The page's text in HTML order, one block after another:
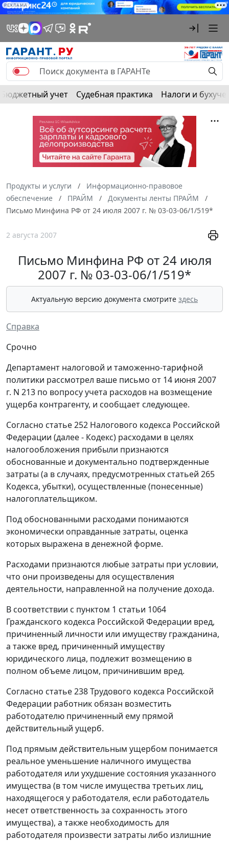
РЕКЛАМА
Бюджетный учет Судебная практика Налоги и
Продукты и услуги
Информационно-правовое
обеспечение
ПРАЙМ
Документы ленты ПРАЙМ
Письмо Минфина РФ от 24 июля 2007 г. № 03-03-06/1/519*
2 августа 2007
Письмо Минфина РФ от 24 июля
2007 г. № 03-03-06/1/519*
Актуальную версию документа смотрите здесь
Справка
Срочно
Департамент налоговой и таможенно-тарифной
политики рассмотрел ваше письмо от 14 июня 2007
г. N 213 по вопросу учета расходов на возмещение
ущерба контрагенту, и сообщает следующее.
Согласно статье 252 Налогового кодекса Российской
Федерации (далее - Кодекс) расходами в целях
налогообложения прибыли признаются
обоснованные и документально подтвержденные
затраты (а в случаях, предусмотренных статьей 265
Кодекса, убытки), осуществленные (понесенные)
налогоплательщиком.
Под обоснованными расходами понимаются
экономически оправданные затраты, оценка
которых выражена в денежной форме.
Расходами признаются любые затраты при условии,
что они произведены для осуществления
деятельности, направленной на получение дохода.
В соответствии с пунктом 1 статьи 1064
Гражданского кодекса Российской Федерации вред,
причиненный личности или имуществу гражданина,
а также вред, причиненный имуществу
юридического лица, подлежит возмещению в
полном объеме лицом, причинившим вред.
Согласно статье 238 Трудового кодекса Российской
Федерации работник обязан возместить
работодателю причиненный ему прямой
действительный ущерб.
Под прямым действительным ущербом понимается
реальное уменьшение наличного имущества
работодателя или ухудшение состояния указанного
имущества (в том числе имущества третьих лиц,
находящегося у работодателя, если работодатель
несет ответственность за сохранность этого
имущества), а также необходимость для
работодателя произвести затраты либо излишние